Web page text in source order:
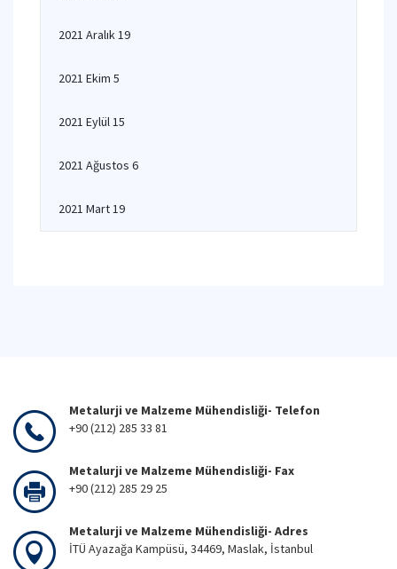
2021 Aralık 19
2021 Ekim 5
2021 Eylül 15
2021 Ağustos 6
2021 Mart 19
Metalurji ve Malzeme Mühendisliği- Telefon
+90 (212) 285 33 81
Metalurji ve Malzeme Mühendisliği- Fax
+90 (212) 285 29 25
Metalurji ve Malzeme Mühendisliği- Adres
İTÜ Ayazağa Kampüsü, 34469, Maslak, İstanbul